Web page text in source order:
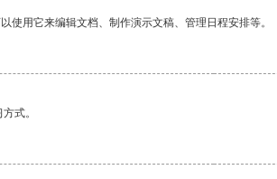
用它来编辑文档、制作演示文稿、管理日程安排等。
式。